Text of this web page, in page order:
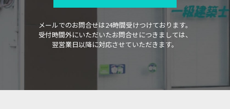
メールでのお問合せは24時間受けつけております。
受付時間外にいただいたお問合せにつきましては、
翌営業日以降に対応させていただきます。